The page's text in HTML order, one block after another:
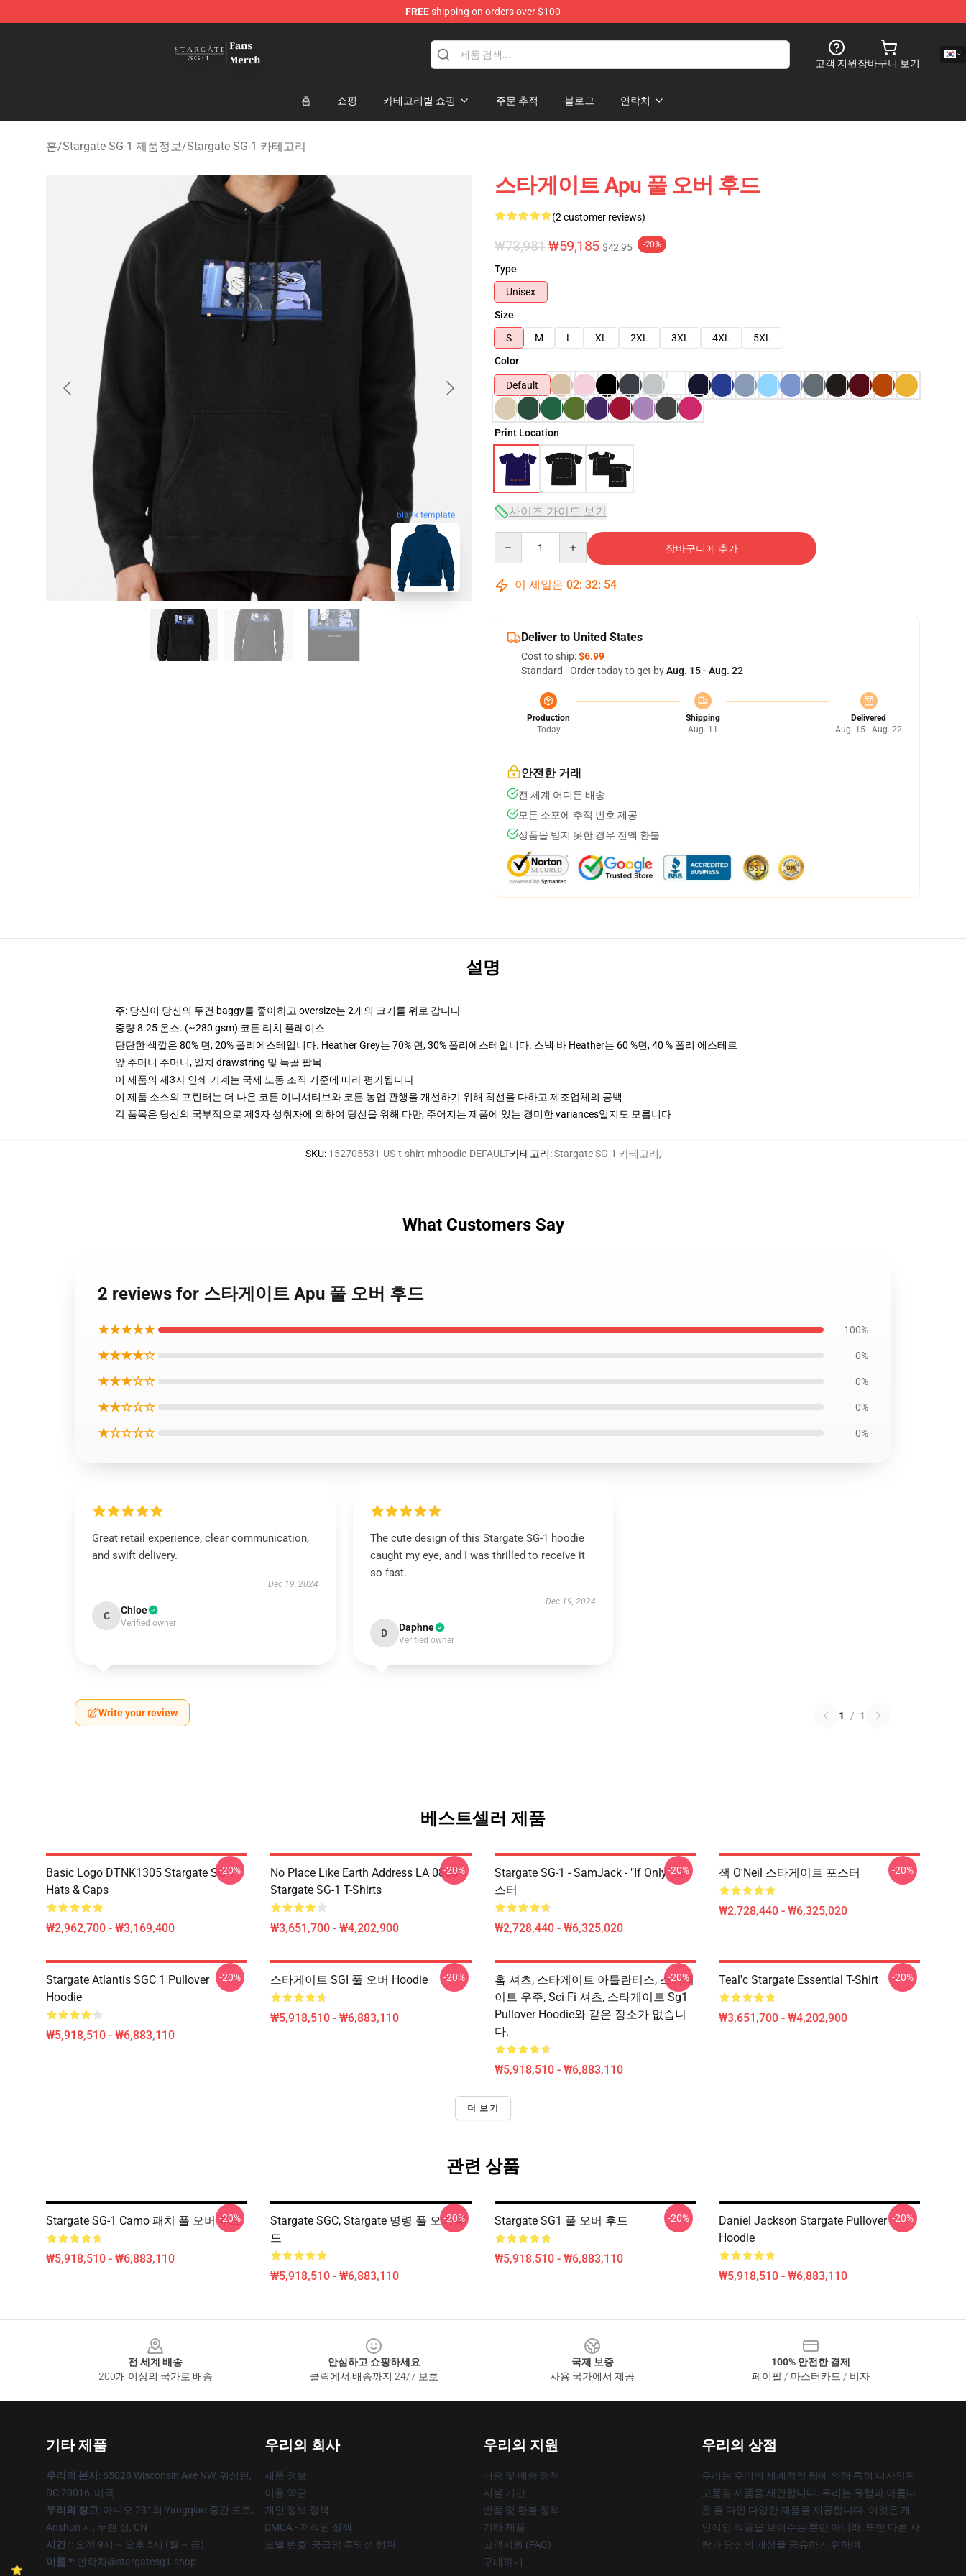
FREEshipping on orders over $100
고객 지원장바구니 보기
홈 쇼핑 카테고리별 쇼핑 주문 추적 블로그 연락처
홈/Stargate SG-1 제품정보/Stargate SG-1 카테고리
blank template
스타게이트 Apu 풀 오버 후드
(2 customer reviews)
₩73,981 ₩59,185 $42.95 -20%
Type
Unisex
Size
S
M L XL 2XL 3XL 4XL
5XL
Color
Default
Print Location
사이즈 가이드 보기
장바구니에 추가
이 세일은 02: 32: 53
Deliver to United States
Cost to ship:$6.99
Standard - Order today to get byAug. 15 - Aug. 22
Production
Today
Shipping
Aug. 11
Delivered
Aug. 15 - Aug. 22
안전한 거래
전 세계 어디든 배송
모든 소포에 추적 번호 제공
상품을 받지 못한 경우 전액 환불
설명
주: 당신이 당신의 두건 baggy를 좋아하고 oversize는 2개의 크기를 위로 갑니다
중량 8.25 온스. (~280 gsm) 코튼 리치 플레이스
단단한 색깔은 80% 면, 20% 폴리에스테입니다. Heather Grey는 70% 면, 30% 폴리에스테입니다. 스낵 바 Heather는 60 %면, 40 % 폴리 에스테르
앞 주머니 주머니, 일치 drawstring 및 늑골 팔목
이 제품의 제3자 인쇄 기계는 국제 노동 조직 기준에 따라 평가됩니다
이 제품 소스의 프린터는 더 나은 코튼 이니셔티브와 코튼 농업 관행을 개선하기 위해 최선을 다하고 제조업체의 공백
각 품목은 당신의 국부적으로 제3자 성취자에 의하여 당신을 위해 다만, 주어지는 제품에 있는 경미한 variances일지도 모릅니다
SKU: 152705531-US-t-shirt-mhoodie-DEFAULT카테고리:Stargate SG-1 카테고리,
What Customers Say
2 reviews for 스타게이트 Apu 풀 오버 후드
★★★★★ 100%
★★★★☆ 0%
★★★☆☆ 0%
★★☆☆☆ 0%
★☆☆☆☆ 0%
Great retail experience, clear communication,
and swift delivery.
Dec 19, 2024
C Chloe
Verified owner
The cute design of this Stargate SG-1 hoodie
caught my eye, and I was thrilled to receive it
so fast.
Dec 19, 2024
D Daphne
Verified owner
Write your review 1 / 1
베스트셀러 제품
Basic Logo DTNK1305 Stargate SG-1
Hats & Caps
₩2,962,700 - ₩3,169,400
-20%
No Place Like Earth Address LA 0805
Stargate SG-1 T-Shirts
₩3,651,700 - ₩4,202,900
-20%
Stargate SG-1 - SamJack - "If Only" 포
스터
₩2,728,440 - ₩6,325,020
-20% 잭 O'Neil 스타게이트 포스터
₩2,728,440 - ₩6,325,020
-20%
Stargate Atlantis SGC 1 Pullover
Hoodie
₩5,918,510 - ₩6,883,110
-20% 스타게이트 SGI 풀 오버 Hoodie
₩5,918,510 - ₩6,883,110
-20%
홈 셔츠, 스타게이트 아틀란티스, 스타게
이트 우주, Sci Fi 셔츠, 스타게이트 Sg1
Pullover Hoodie와 같은 장소가 없습니
다.
₩5,918,510 - ₩6,883,110
-20% Teal'c Stargate Essential T-Shirt
₩3,651,700 - ₩4,202,900
-20%
더 보기
관련 상품
Stargate SG-1 Camo 패치 풀 오버 후드
₩5,918,510 - ₩6,883,110
-20%
Stargate SGC, Stargate 명령 풀 오버 후
드
₩5,918,510 - ₩6,883,110
-20% Stargate SG1 풀 오버 후드
₩5,918,510 - ₩6,883,110
-20%
Daniel Jackson Stargate Pullover
Hoodie
₩5,918,510 - ₩6,883,110
-20%
전 세계 배송
200개 이상의 국가로 배송
안심하고 쇼핑하세요
클릭에서 배송까지 24/7 보호
국제 보증
사용 국가에서 제공
100% 안전한 결제
페이팔 / 마스터카드 / 비자
기타 제품
우리의 본사: 65028 Wisconsin Ave NW, 워싱턴,
DC 20016, 미국
우리의 창고: 아니오 231의 Yangqiao 중간 도로,
Anshun 시, 푸젠 성, CN
시간 :: 오전 9시 ~ 오후 5시 (월 ~ 금)
이름 *: 연락처@stargatesg1.shop
우리의 회사
제품 정보
이용 약관
개인 정보 정책
DMCA - 저작권 정책
모델 번호: 공급망 투명성 행위
우리의 지원
배송 및 배송 정책
지불 기간
반품 및 환불 정책
기타 제품
고객지원 (FAQ)
구매하기
우리의 상점
우리는 우리의 세계적인 팀에 의해 특히 디자인된
고품질 제품을 제안합니다. 우리는 유행과 아름다
운 둘 다인 다양한 제품을 제공합니다. 이것은 개
인적인 작풍을 보여주는 뿐만 아니라, 또한 다른 사
람과 당신의 개성을 공유하기 위하여.